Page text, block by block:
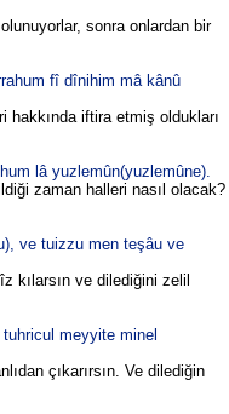
sonra onlardan bir
fî dînihim mâ kânû
hakkında iftira etmiş oldukları
lâ yuzlemûn(yuzlemûne).
zaman halleri nasıl olacak?
ve tuizzu men teşâu ve
kılarsın ve dilediğini zelil
meyyite minel
çıkarırsın. Ve dilediğin